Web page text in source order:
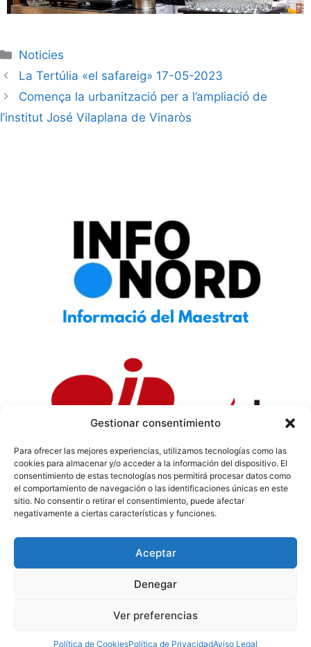
Gestionar consentimiento
Para ofrecer las mejores experiencias, utilizamos tecnologías como las
cookies para almacenar y/o acceder a la información del dispositivo. El
consentimiento de estas tecnologías nos permitirá procesar datos como
el comportamiento de navegación o las identificaciones únicas en este
sitio. No consentir o retirar el consentimiento, puede afectar
negativamente a ciertas características y funciones.
Aceptar
Denegar
Ver preferencias
Política de CookiesPolítica de PrivacidadAviso Legal
Noticies
La Tertúlia «el safareig» 17-05-2023
Comença la urbanització per a l’ampliació de
l’institut José Vilaplana de Vinaròs
Política de Privacidad| Política de Cookies|Aviso
Legal|Codi ètic|Tarifes de Publicitat